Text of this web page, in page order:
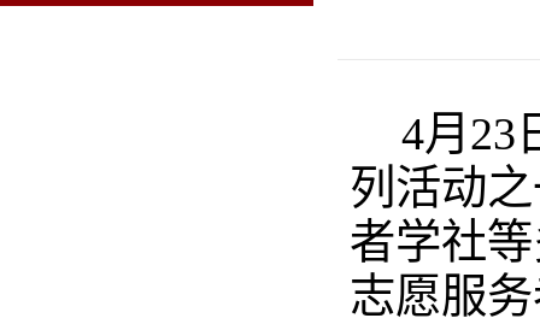
4月23
列活动
者学社
志愿服